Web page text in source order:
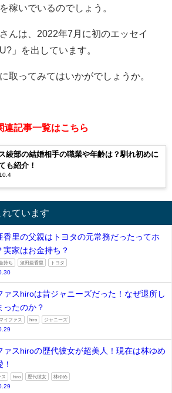
稼いでいるのでしょう。
んは、 2022年7 月に初のエッセイ
」を出しています。
取ってみてはいかがでしょうか。
連記事一覧はこちら
綾部の結婚相手の職業や年齢は？馴れ初めに
も紹介！
ています
香里の父親はトヨタの元常務だったってホ
実家はお金持ち？
持ち 須田亜香里 トヨタ
ァスhiroは昔ジャニーズだった！なぜ退所し
ったのか？
イファス hiro ジャニーズ
ァスhiroの歴代彼女が超美人！現在は林ゆめ
hiro 歴代彼女 林ゆめ